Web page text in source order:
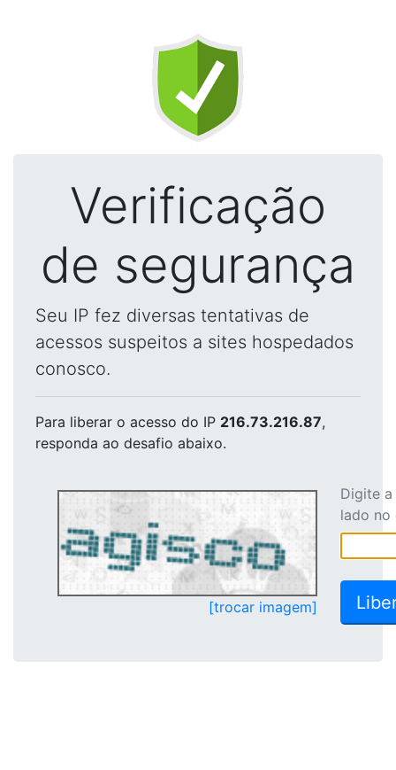
Verificação
de segurança
Seu IP fez diversas tentativas de
acessos suspeitos a sites hospedados
conosco.
Para liberar o acesso do IP 216.73.216.87,
responda ao desafio abaixo.
[trocar imagem]
Digite
lado no